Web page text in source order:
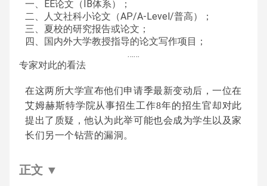
一、EE论文（IB体系）；
二、人文社科小论文（AP/A-Level/普高）；
三、夏校的研究报告或论文；
四、国内外大学教授指导的论文写作项目；
……
专家对此的看法
在这两所大学宣布他们申请季最新变动后，一位在
艾姆赫斯特学院从事招生工作8年的招生官却对此
提出了质疑，他认为此举可能也会成为学生以及家
长们另一个钻营的漏洞。
正文 ▼